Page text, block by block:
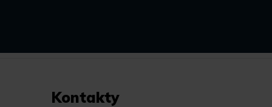
Kontakty